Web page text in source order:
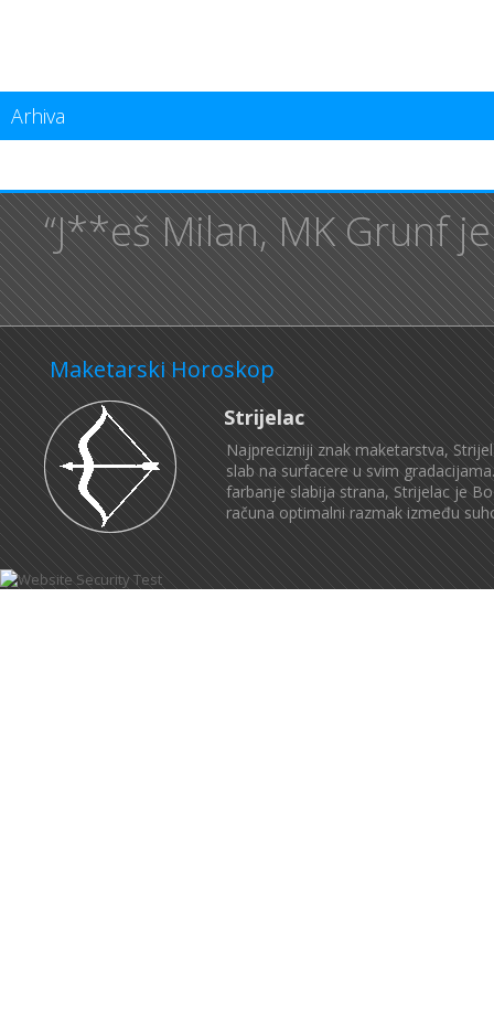
Arhiva
“J**eš Milan, MK Grunf
Maketarski Horoskop
Strijelac
Najprecizniji znak maketarstva,
slab na surfacere u svim
farbanje slabija strana, Strijelac je
računa optimalni razmak između